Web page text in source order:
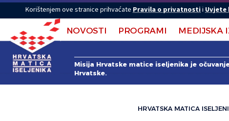
Korištenjem ove stranice prihvaćate Pravila o privatnostii Uvjete
NOVOSTI PROGRAMI MEDIJSKA
Misija Hrvatske matice iseljenika je
Hrvatske.
HRVATSKA MATICA